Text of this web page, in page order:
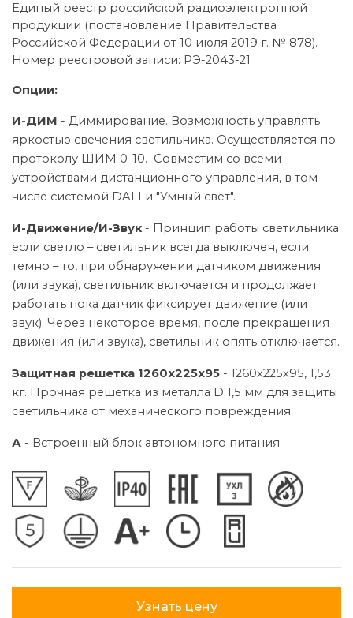
Единый реестр российской радиоэлектронной
продукции (постановление Правительства
Российской Федерации от 10 июля 2019 г. № 878).
Номер реестровой записи: РЭ-2043-21
Опции:
И-ДИМ - Диммирование. Возможность управлять
яркостью свечения светильника. Осуществляется по
протоколу ШИМ 0-10. Совместим со всеми
устройствами дистанционного управления, в том
числе системой DALI и "Умный свет".
И-Движение/И-Звук - Принцип работы светильника:
если светло – светильник всегда выключен, если
темно – то, при обнаружении датчиком движения
(или звука), светильник включается и продолжает
работать пока датчик фиксирует движение (или
звук). Через некоторое время, после прекращения
движения (или звука), светильник опять отключается.
Защитная решетка 1260х225х95 - 1260х225х95, 1,53
кг. Прочная решетка из металла D 1,5 мм для защиты
светильника от механического повреждения.
А - Встроенный блок автономного питания
Узнать цену